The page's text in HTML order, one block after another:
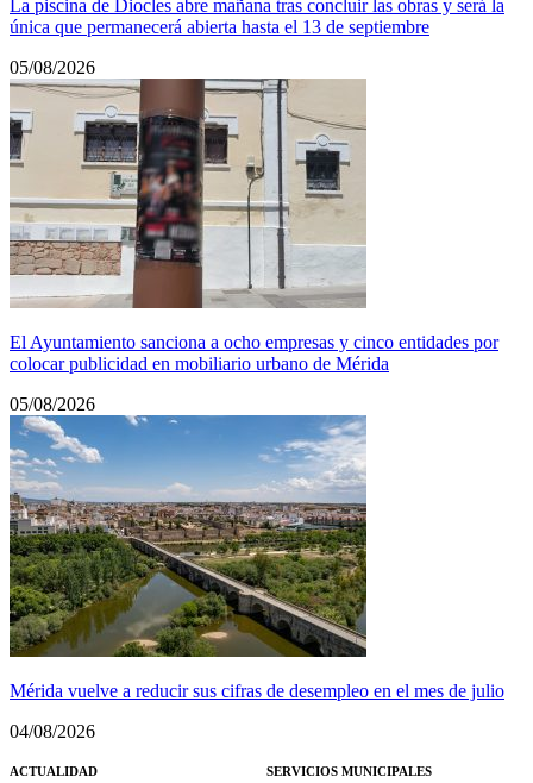
La piscina de Diocles abre mañana tras concluir las obras y será la
única que permanecerá abierta hasta el 13 de septiembre
05/08/2026
El Ayuntamiento sanciona a ocho empresas y cinco entidades por
colocar publicidad en mobiliario urbano de Mérida
05/08/2026
Mérida vuelve a reducir sus cifras de desempleo en el mes de julio
04/08/2026
ACTUALIDAD SERVICIOS MUNICIPALES